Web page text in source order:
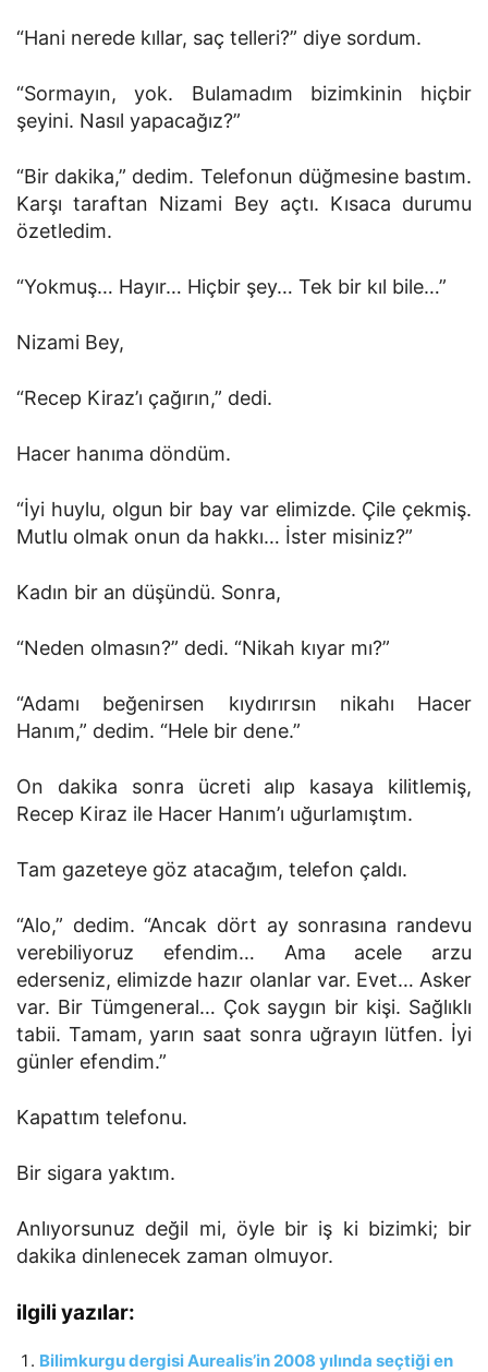
“Hani nerede kıllar, saç telleri?” diye sordum.
“Sormayın, yok. Bulamadım bizimkinin hiçbir
şeyini. Nasıl yapacağız?”
“Bir dakika,” dedim. Telefonun düğmesine bastım.
Karşı taraftan Nizami Bey açtı. Kısaca durumu
özetledim.
“Yokmuş… Hayır… Hiçbir şey… Tek bir kıl bile…”
Nizami Bey,
“Recep Kiraz’ı çağırın,” dedi.
Hacer hanıma döndüm.
“İyi huylu, olgun bir bay var elimizde. Çile çekmiş.
Mutlu olmak onun da hakkı… İster misiniz?”
Kadın bir an düşündü. Sonra,
“Neden olmasın?” dedi. “Nikah kıyar mı?”
“Adamı beğenirsen kıydırırsın nikahı Hacer
Hanım,” dedim. “Hele bir dene.”
On dakika sonra ücreti alıp kasaya kilitlemiş,
Recep Kiraz ile Hacer Hanım’ı uğurlamıştım.
Tam gazeteye göz atacağım, telefon çaldı.
“Alo,” dedim. “Ancak dört ay sonrasına randevu
verebiliyoruz efendim… Ama acele arzu
ederseniz, elimizde hazır olanlar var. Evet… Asker
var. Bir Tümgeneral… Çok saygın bir kişi. Sağlıklı
tabii. Tamam, yarın saat sonra uğrayın lütfen. İyi
günler efendim.”
Kapattım telefonu.
Bir sigara yaktım.
Anlıyorsunuz değil mi, öyle bir iş ki bizimki; bir
dakika dinlenecek zaman olmuyor.
ilgili yazılar:
Bilimkurgu dergisi Aurealis’in 2008 yılında seçtiği en